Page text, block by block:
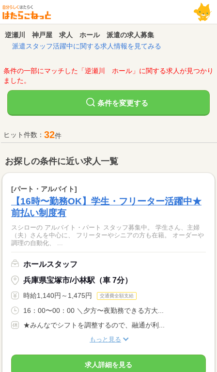
逆瀬川 神戸屋 求人 ホール 派遣の求人募集
派遣スタッフ活躍中に関する求人情報を見てみる
条件の一部にマッチした「逆瀬川 ホール」に関する求人が見つかり
ました。
条件を変更する
ヒット件数： 32件
お探しの条件に近い求人一覧
[パート・アルバイト]
【16時〜勤務OK】学生・フリーター活躍中★
前払い制度有
スシローの アルバイト・パート スタッフ募集中。 学生さん、主婦
（夫）さんを中心に、 フリーターやシニアの方も在籍。 オーダーや
調理の自動化、 ...
ホールスタッフ
兵庫県宝塚市/小林駅（車 7分）
時給1,140円～1,475円 交通費全額支給
16：00〜00：00 ＼夕方〜夜勤務できる方大...
★みんなでシフトを調整するので、融通が利...
もっと見る
求人詳細を見る